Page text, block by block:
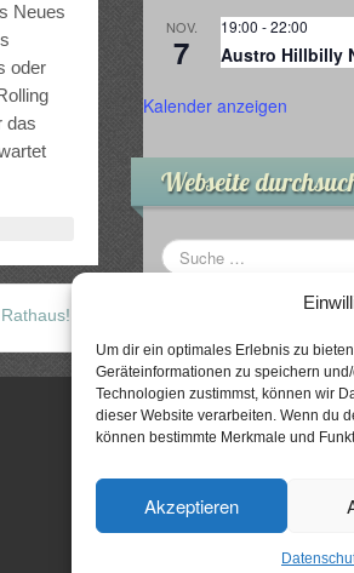
Um dir ein optimales Erlebnis zu
Geräteinformationen zu speichern
Technologien zustimmst, können wir
dieser Website verarbeiten. Wenn du
können bestimmte Merkmale und
Akzeptieren
Neues
oder
das
NOV.
7
19:00 -22:00
Austro Hillbilly
Kalender anzeigen
Webseite